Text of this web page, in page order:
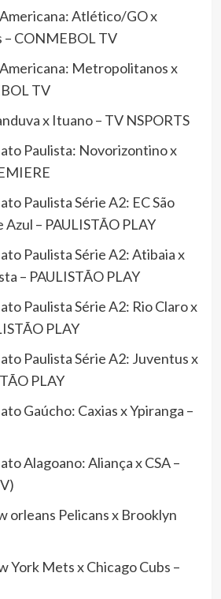
Americana: Atlético/GO x
– CONMEBOL TV
Americana: Metropolitanos x
TV
x Ituano – TV NSPORTS
Paulista: Novorizontino x
Paulista Série A2: EC São
– PAULISTÃO PLAY
Paulista Série A2: Atibaia x
– PAULISTÃO PLAY
Paulista Série A2: Rio Claro x
PLAY
Paulista Série A2: Juventus x
PLAY
Gaúcho: Caxias x Ypiranga –
Alagoano: Aliança x CSA –
orleans Pelicans x Brooklyn
York Mets x Chicago Cubs –